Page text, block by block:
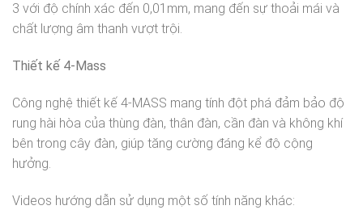
3 với độ chính xác đến 0,01mm, mang đến sự thoải mái và
chất lượng âm thanh vượt trội.
Thiết kế 4-Mass
Công nghệ thiết kế 4-MASS mang tính đột phá đảm bảo độ
rung hài hòa của thùng đàn, thân đàn, cần đàn và không khí
bên trong cây đàn, giúp tăng cường đáng kể độ cộng
hưởng.
Videos hướng dẫn sử dụng một số tính năng khác: